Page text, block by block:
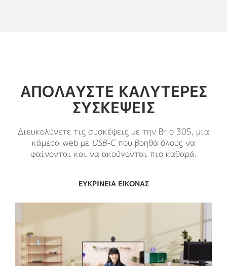
ΕΥΚΡΙΝΕΙΑ ΕΙΚΟΝΑΣ
ΕΥΚΡΙΝΕΙΑ ΗΧΟΥ
ΠΡΟΣΤΑΣΙΑ ΤΗΣ ΙΔΙΩΤΙΚΟΤΗΤΑΣ
ΑΠΟΛΑΥΣΤΕ ΚΑΛΥΤΕΡΕΣ
ΣΥΣΚΕΨΕΙΣ
Διευκολύνετε τις συσκέψεις με την Brio 305, μια
κάμερα web με USB-Cπου βοηθά όλους να
φαίνονται και να ακούγονται πιο καθαρά.